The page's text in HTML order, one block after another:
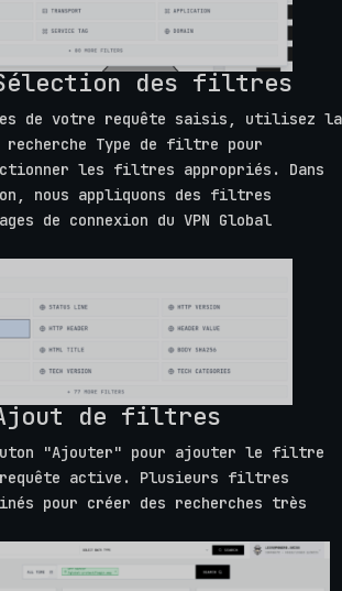
des filtres
de votre requête saisis, utilisez la
Type de filtre pour
les filtres appropriés. Dans
nous appliquons des filtres
de connexion du VPN Global
de filtres
"Ajouter" pour ajouter le filtre
active. Plusieurs filtres
pour créer des recherches très